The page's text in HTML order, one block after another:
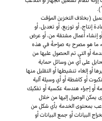
(بخلاف التخزين المؤقت
إنتاج، أو توزيع، أو تعديل، أو
إنشاء أعمال مشتقة من، أو عرض
ما هو مصرح به صراحةً في هذه
أو التي تم الحصول عليها من
على أي من وسائل حماية
أو إلغاء تنشيطها أو التقليل منها
أو كاشطة أو أي وسيلة آلية
أو إجراء هندسة عكسية أو تفكيك
يمكن الوصول إليها من خلال
بمحتوى الخدمة بأي شكل من
البيانات أو جمع البيانات أو